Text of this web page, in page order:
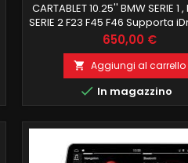
CARTABLET 10.25'' BMW SERIE 1 ,
SERIE 2 F23 F45 F46 Supporta
ANDROID 12 OCTACORE 8GB
ROM CARPLAY E ANDROID
SCHERMO 1920X SCHERMO
LOGO ALLA ACCENSIONE,
COMANDI AL VOLANTE E
BORDO, NAVIGATORE ONLINE E
WIFI INTEGRATO E FUNZIONE
USB...
Prezzo
650,00 €
 Aggiungi al carrello
 In magazzino